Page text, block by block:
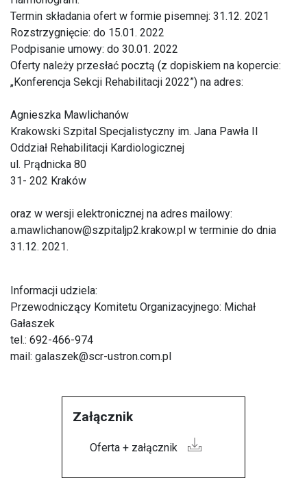
Termin składania ofert w formie pisemnej: 31.12. 2021
Rozstrzygnięcie: do 15.01. 2022
Podpisanie umowy: do 30.01. 2022
Oferty należy przesłać pocztą (z dopiskiem na kopercie:
„Konferencja Sekcji Rehabilitacji 2022”) na adres:
Agnieszka Mawlichanów
Krakowski Szpital Specjalistyczny im. Jana Pawła II
Oddział Rehabilitacji Kardiologicznej
ul. Prądnicka 80
31- 202 Kraków
oraz w wersji elektronicznej na adres mailowy:
a.mawlichanow@szpitaljp2.krakow.pl w terminie do dnia
31.12. 2021.
Informacji udziela:
Przewodniczący Komitetu Organizacyjnego: Michał
Gałaszek
tel.: 692-466-974
mail: galaszek@scr-ustron.com.pl
Załącznik
Oferta + załącznik